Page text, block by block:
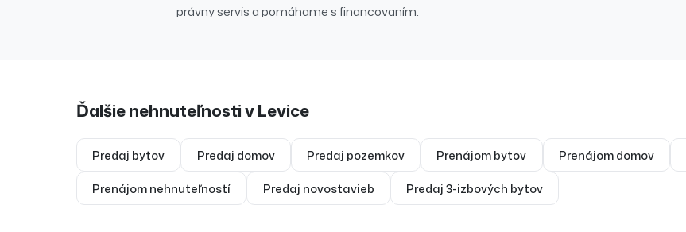
právny servis a pomáhame s financovaním.
Ďalšie nehnuteľnosti vLevice
Predaj bytov Predaj domov Predaj pozemkov Prenájombytov Prenájom domov
Prenájomnehnuteľností Predaj novostavieb Predaj3-izbových bytov